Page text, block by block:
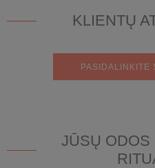
KLIENTŲ
PASIDALINKITE
JŪSŲ ODOS